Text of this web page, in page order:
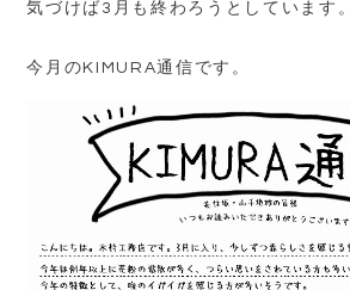
気づけば3月も終わろうとしています。
今月のKIMURA通信です。